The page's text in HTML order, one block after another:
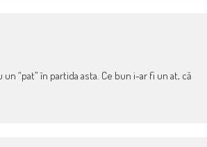
“pat” în partida asta. Ce bun i-ar fi un at, că